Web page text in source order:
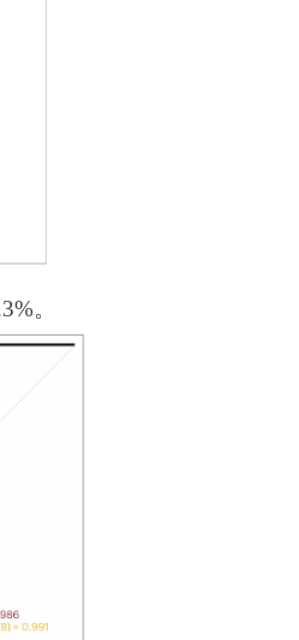
。